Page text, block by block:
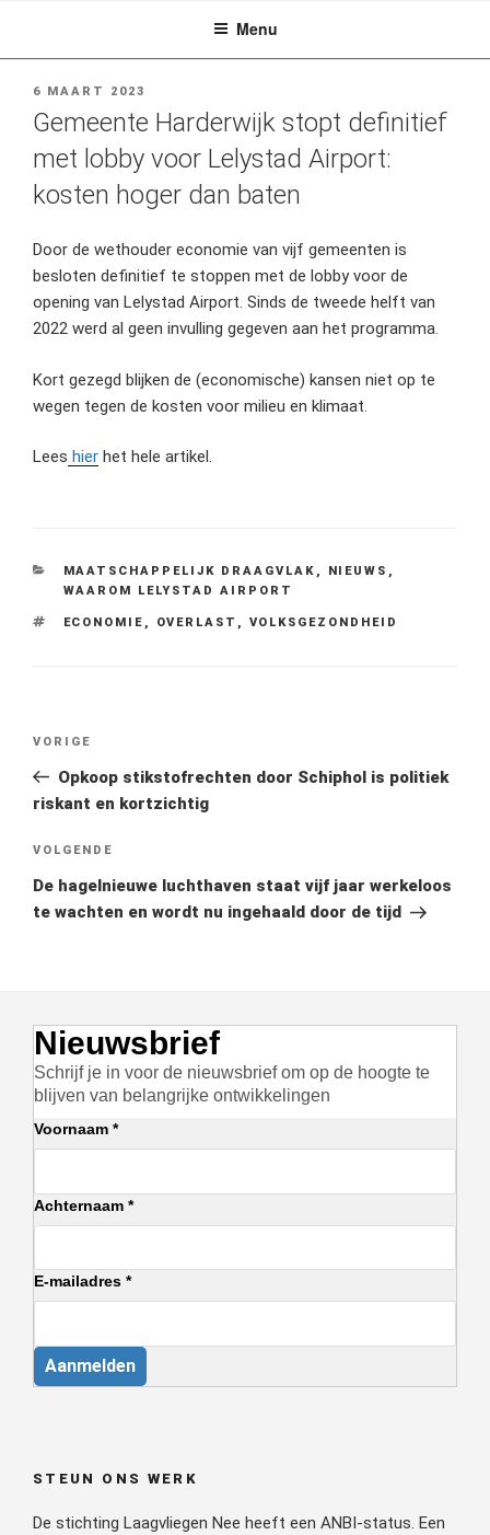
de
inhoud
Menu
GEPLAATST
OP
6 MAART 2023
Gemeente Harderwijk stopt definitief
met lobby voor Lelystad Airport:
kosten hoger dan baten
Door de wethouder economie van vijf gemeenten is
besloten definitief te stoppen met de lobby voor de
opening van Lelystad Airport. Sinds de tweede helft van
2022 werd al geen invulling gegeven aan het programma.
Kort gezegd blijken de (economische) kansen niet op te
wegen tegen de kosten voor milieu en klimaat.
Lees hier het hele artikel.
CATEGORIEËN
MAATSCHAPPELIJK DRAAGVLAK , NIEUWS ,
WAAROM LELYSTAD AIRPORT
TAGS
ECONOMIE , OVERLAST , VOLKSGEZONDHEID
Vorig
bericht
VORIGE
Opkoop stikstofrechten door Schiphol is politiek
riskant en kortzichtig
Volgend
bericht
VOLGENDE
De hagelnieuwe luchthaven staat vijf jaar werkeloos
te wachten en wordt nu ingehaald door de tijd
Nieuwsbrief
Schrijf je in voor de nieuwsbrief om op de hoogte te
blijven van belangrijke ontwikkelingen
Voornaam *
Achternaam *
E-mailadres *
Aanmelden
STEUN ONS WERK
De stichting Laagvliegen Nee heeft een ANBI-status. Een